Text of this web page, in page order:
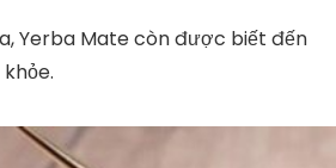
Yerba Mate còn được biết đến